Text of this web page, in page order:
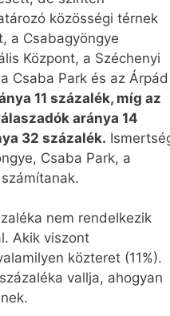
közösségi térnek
a Csabagyöngye
Központ, a Széchenyi
Csaba Park és az Árpád
11 százalék, míg az
aránya 14
32 százalék.
Csaba Park, a
nem rendelkezik
Akik viszont
közteret (11%).
vallja, ahogyan